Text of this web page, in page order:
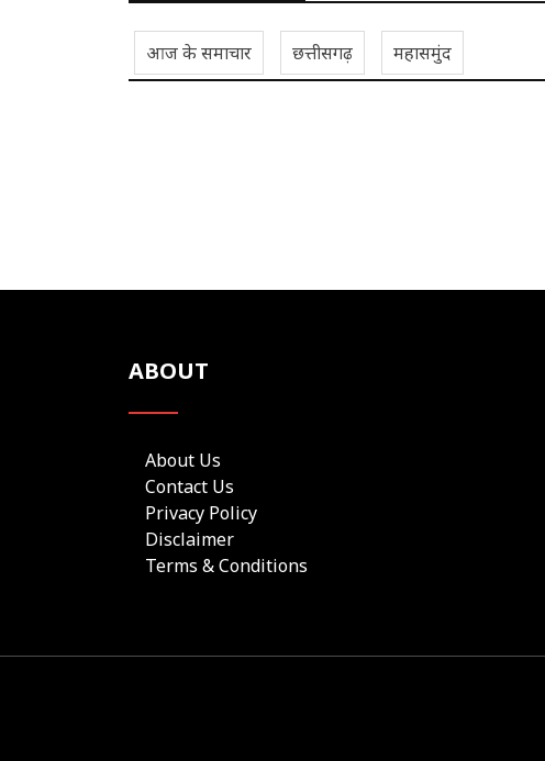
आज के समाचार छत्तीसगढ़ महासमुंद
ABOUT
About Us
Contact Us
Privacy Policy
Disclaimer
Terms & Conditions